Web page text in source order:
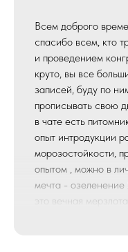
Всем доброго
спасибо всем, кто
и проведением
круто, вы все
записей, буду по
прописывать свою
в чате есть
опыт интродукции
морозостойкости,
опытом , можно в
мечта -
это вечная
последствиями. И